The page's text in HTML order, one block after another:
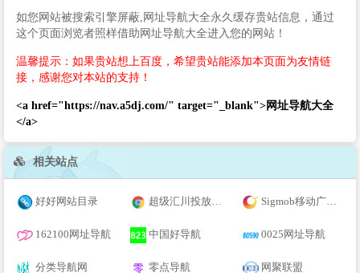
如您网站被搜索引擎屏蔽,网址导航大全永久缓存贵站信息，通过
这个页面浏览者照样借助网址导航大全进入您的网站！
温馨提示：如果贵站想上百度，希望贵站能添加本页面为友情链
接，感谢您对本站的支持！
<a href="https://nav.a5dj.com/" target="_blank">网址导航大全
</a>
相关站点
好好网站目录 超级汇川投放平台 Sigmob移动广告平台
162100网址导航 中国好导航 0025网址导航
分类导航网 零点导航 网聚联盟